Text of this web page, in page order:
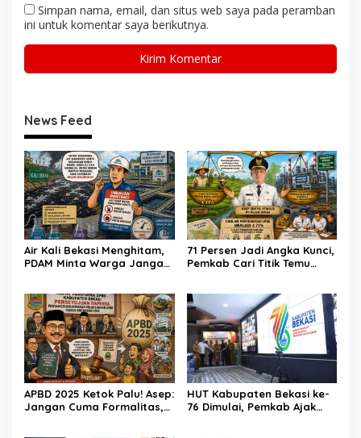
Simpan nama, email, dan situs web saya pada peramban
ini untuk komentar saya berikutnya.
News Feed
Air Kali Bekasi Menghitam,
PDAM Minta Warga Jangan
71 Persen Jadi Angka Kunci,
Pemkab Cari Titik Temu
APBD 2025 Ketok Palu! Asep:
Jangan Cuma Formalitas,
HUT Kabupaten Bekasi ke-
76 Dimulai, Pemkab Ajak